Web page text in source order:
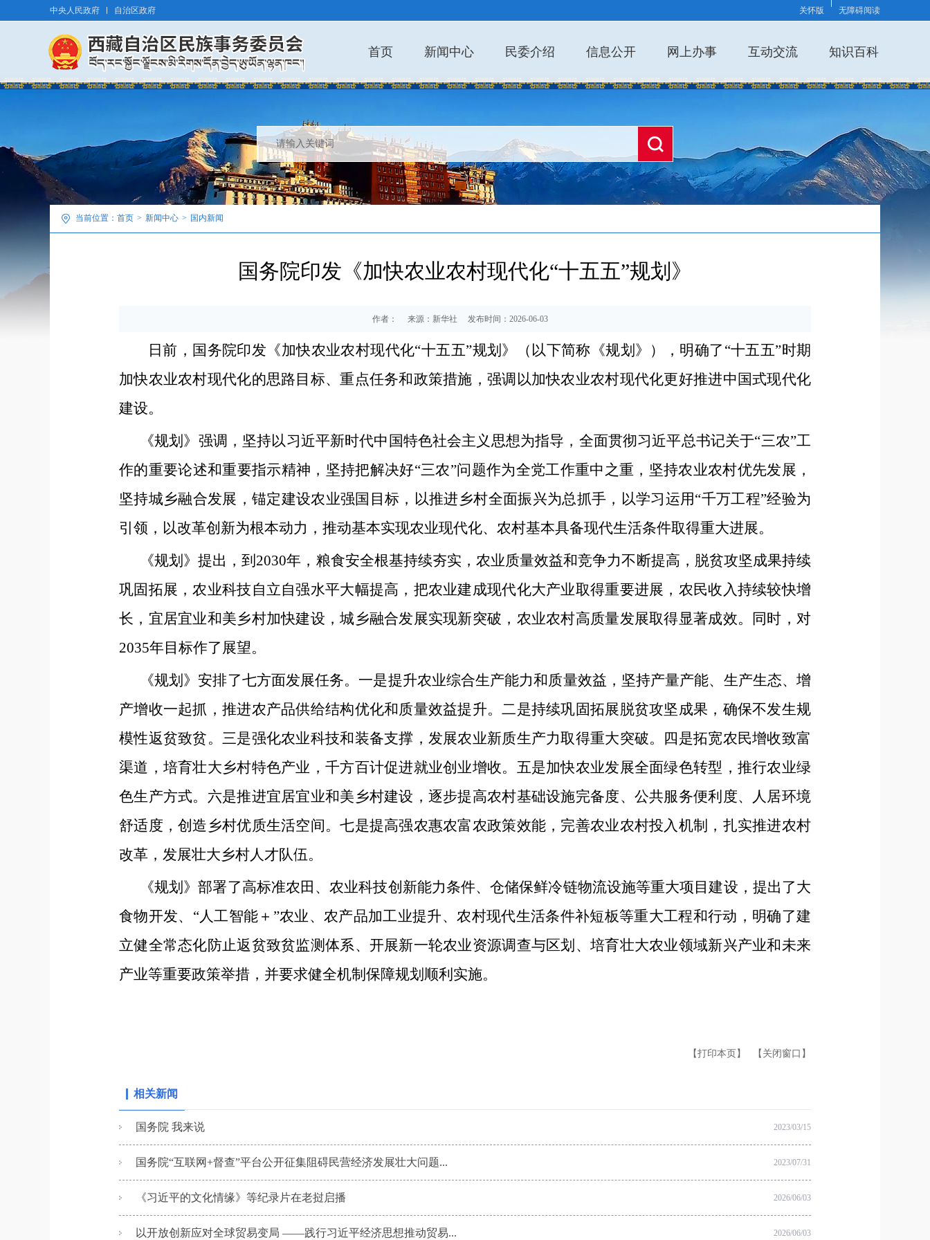
中央人民政府 自治区政府 无障碍阅读
关怀版
首页 新闻中心 民委介绍 信息公开 网上办事 互动交流 知识百科
当前位置： 首页 > 新闻中心 > 国内新闻
国务院印发《加快农业农村现代化“十五五”规划》
作者： 来源：新华社 发布时间：2026-06-03
日前，国务院印发《加快农业农村现代化“十五五”规划》（以下简称《规划》），明确了“十五五”时期
加快农业农村现代化的思路目标、重点任务和政策措施，强调以加快农业农村现代化更好推进中国式现代化
建设。
《规划》强调，坚持以习近平新时代中国特色社会主义思想为指导，全面贯彻习近平总书记关于“三农”工
作的重要论述和重要指示精神，坚持把解决好“三农”问题作为全党工作重中之重，坚持农业农村优先发展，
坚持城乡融合发展，锚定建设农业强国目标，以推进乡村全面振兴为总抓手，以学习运用“千万工程”经验为
引领，以改革创新为根本动力，推动基本实现农业现代化、农村基本具备现代生活条件取得重大进展。
《规划》提出，到2030年，粮食安全根基持续夯实，农业质量效益和竞争力不断提高，脱贫攻坚成果持续
巩固拓展，农业科技自立自强水平大幅提高，把农业建成现代化大产业取得重要进展，农民收入持续较快增
长，宜居宜业和美乡村加快建设，城乡融合发展实现新突破，农业农村高质量发展取得显著成效。同时，对
2035年目标作了展望。
《规划》安排了七方面发展任务。一是提升农业综合生产能力和质量效益，坚持产量产能、生产生态、增
产增收一起抓，推进农产品供给结构优化和质量效益提升。二是持续巩固拓展脱贫攻坚成果，确保不发生规
模性返贫致贫。三是强化农业科技和装备支撑，发展农业新质生产力取得重大突破。四是拓宽农民增收致富
渠道，培育壮大乡村特色产业，千方百计促进就业创业增收。五是加快农业发展全面绿色转型，推行农业绿
色生产方式。六是推进宜居宜业和美乡村建设，逐步提高农村基础设施完备度、公共服务便利度、人居环境
舒适度，创造乡村优质生活空间。七是提高强农惠农富农政策效能，完善农业农村投入机制，扎实推进农村
改革，发展壮大乡村人才队伍。
《规划》部署了高标准农田、农业科技创新能力条件、仓储保鲜冷链物流设施等重大项目建设，提出了大
食物开发、“人工智能＋”农业、农产品加工业提升、农村现代生活条件补短板等重大工程和行动，明确了建
立健全常态化防止返贫致贫监测体系、开展新一轮农业资源调查与区划、培育壮大农业领域新兴产业和未来
产业等重要政策举措，并要求健全机制保障规划顺利实施。
【打印本页】 【关闭窗口】
相关新闻
国务院 我来说 2023/03/15
国务院“互联网+督查”平台公开征集阻碍民营经济发展壮大问题... 2023/07/31
《习近平的文化情缘》等纪录片在老挝启播 2026/06/03
以开放创新应对全球贸易变局 ——践行习近平经济思想推动贸易... 2026/06/03